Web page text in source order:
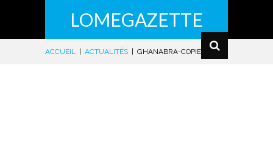
LOMEGAZETTE
ACCUEIL ACTUALITÉS GHANABRA-COPIER